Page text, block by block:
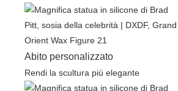
Abito personalizzato
Rendi la scultura più elegante